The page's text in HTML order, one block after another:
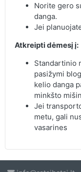
Norite gero
danga.
Jei
Atkreipti dėmesį į:
Standartinio
pasižymi
kelio danga
minkšto
Jei
metu, gali
vasarines